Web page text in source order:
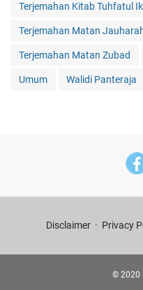
Terjemahan Kitab Tuhfatul
Terjemahan Matan
Terjemahan Matan Zubad
Umum Walidi Panteraja
Disclaimer Privacy
© 2020